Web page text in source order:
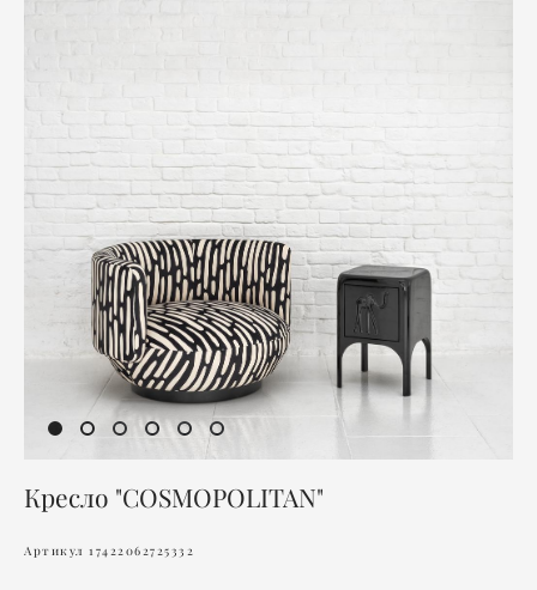
Кресло "COSMOPOLITAN"
Артикул 17422062725332